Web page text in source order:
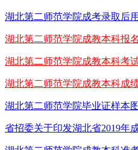
湖北第二师范学院成考录取后
湖北第二师范学院成教本科报
湖北第二师范学院成教本科考
湖北第二师范学院成教本科成
湖北第二师范学院毕业证样本
省招委关于印发湖北省2019年